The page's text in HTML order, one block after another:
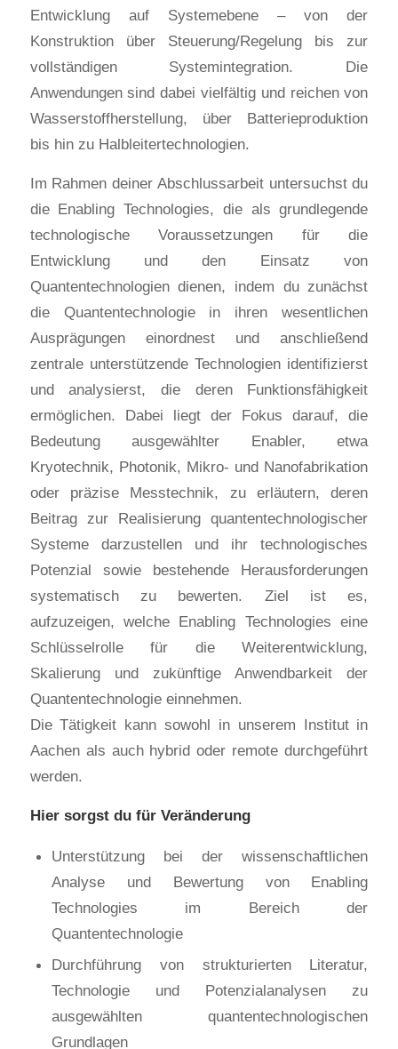
Entwicklung auf Systemebene – von der
Konstruktion über Steuerung/Regelung bis zur
vollständigen Systemintegration. Die
Anwendungen sind dabei vielfältig und reichen von
Wasserstoffherstellung, über Batterieproduktion
bis hin zu Halbleitertechnologien.
Im Rahmen deiner Abschlussarbeit untersuchst du
die Enabling Technologies, die als grundlegende
technologische Voraussetzungen für die
Entwicklung und den Einsatz von
Quantentechnologien dienen, indem du zunächst
die Quantentechnologie in ihren wesentlichen
Ausprägungen einordnest und anschließend
zentrale unterstützende Technologien identifizierst
und analysierst, die deren Funktionsfähigkeit
ermöglichen. Dabei liegt der Fokus darauf, die
Bedeutung ausgewählter Enabler, etwa
Kryotechnik, Photonik, Mikro- und Nanofabrikation
oder präzise Messtechnik, zu erläutern, deren
Beitrag zur Realisierung quantentechnologischer
Systeme darzustellen und ihr technologisches
Potenzial sowie bestehende Herausforderungen
systematisch zu bewerten. Ziel ist es,
aufzuzeigen, welche Enabling Technologies eine
Schlüsselrolle für die Weiterentwicklung,
Skalierung und zukünftige Anwendbarkeit der
Quantentechnologie einnehmen.
Die Tätigkeit kann sowohl in unserem Institut in
Aachen als auch hybrid oder remote durchgeführt
werden.
Hier sorgst du für Veränderung
Unterstützung bei der wissenschaftlichen
Analyse und Bewertung von Enabling
Technologies im Bereich der
Quantentechnologie
Durchführung von strukturierten Literatur,
Technologie und Potenzialanalysen zu
ausgewählten quantentechnologischen
Grundlagen